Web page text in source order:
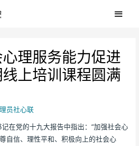
理服务能力促进
上培训课程圆满
员社心联
党的十九大报告中指出：“加强社会心
自信、理性平和、积极向上的社会心